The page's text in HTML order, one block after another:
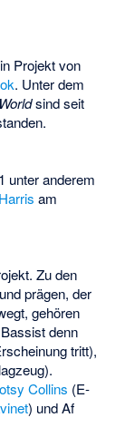
Projekt von
. Unter dem
sind seit
unter anderem
am
Zu den
prägen, der
gehören
denn
tritt),
Collins (E-
) undAf